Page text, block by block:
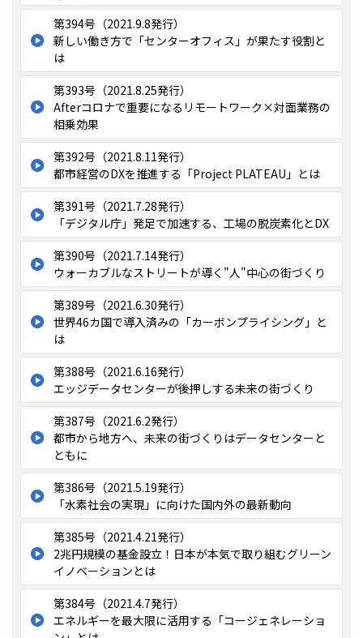
第394号（2021.9.8発行）
新しい働き方で「センターオフィス」が果たす役割と
は
第393号（2021.8.25発行）
Afterコロナで重要になるリモートワーク×対面業務の
相乗効果
第392号（2021.8.11発行）
都市経営のDXを推進する「Project PLATEAU」とは
第391号（2021.7.28発行）
「デジタル庁」発足で加速する、工場の脱炭素化とDX
第390号（2021.7.14発行）
ウォーカブルなストリートが導く"人"中心の街づくり
第389号（2021.6.30発行）
世界46カ国で導入済みの「カーボンプライシング」と
は
第388号（2021.6.16発行）
エッジデータセンターが後押しする未来の街づくり
第387号（2021.6.2発行）
都市から地方へ、未来の街づくりはデータセンターと
ともに
第386号（2021.5.19発行）
「⽔素社会の実現」に向けた国内外の最新動向
第385号（2021.4.21発行）
2兆円規模の基金設立！日本が本気で取り組むグリーン
イノベーションとは
第384号（2021.4.7発行）
エネルギーを最大限に活用する「コージェネレーショ